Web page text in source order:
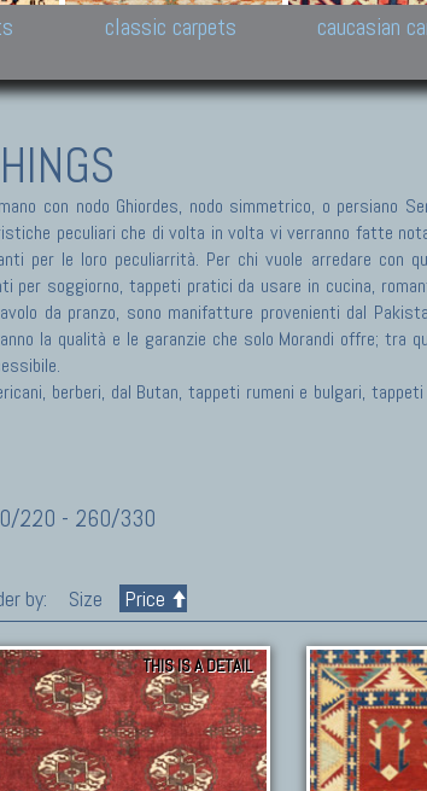
classic carpets caucasian
con nodo Ghiordes, nodo simmetrico, o persiano
peculiari che di volta in volta vi verranno fatte
per le loro peculiarrità. Per chi vuole arredare con
per soggiorno, tappeti pratici da usare in cucina,
da pranzo, sono manifatture provenienti dal
la qualità e le garanzie che solo Morandi offre; tra
berberi, dal Butan, tappeti rumeni e bulgari,
220 - 260/330
by: Size Price
THIS IS A DETAIL